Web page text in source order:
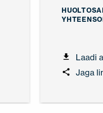
Laadi
Jaga